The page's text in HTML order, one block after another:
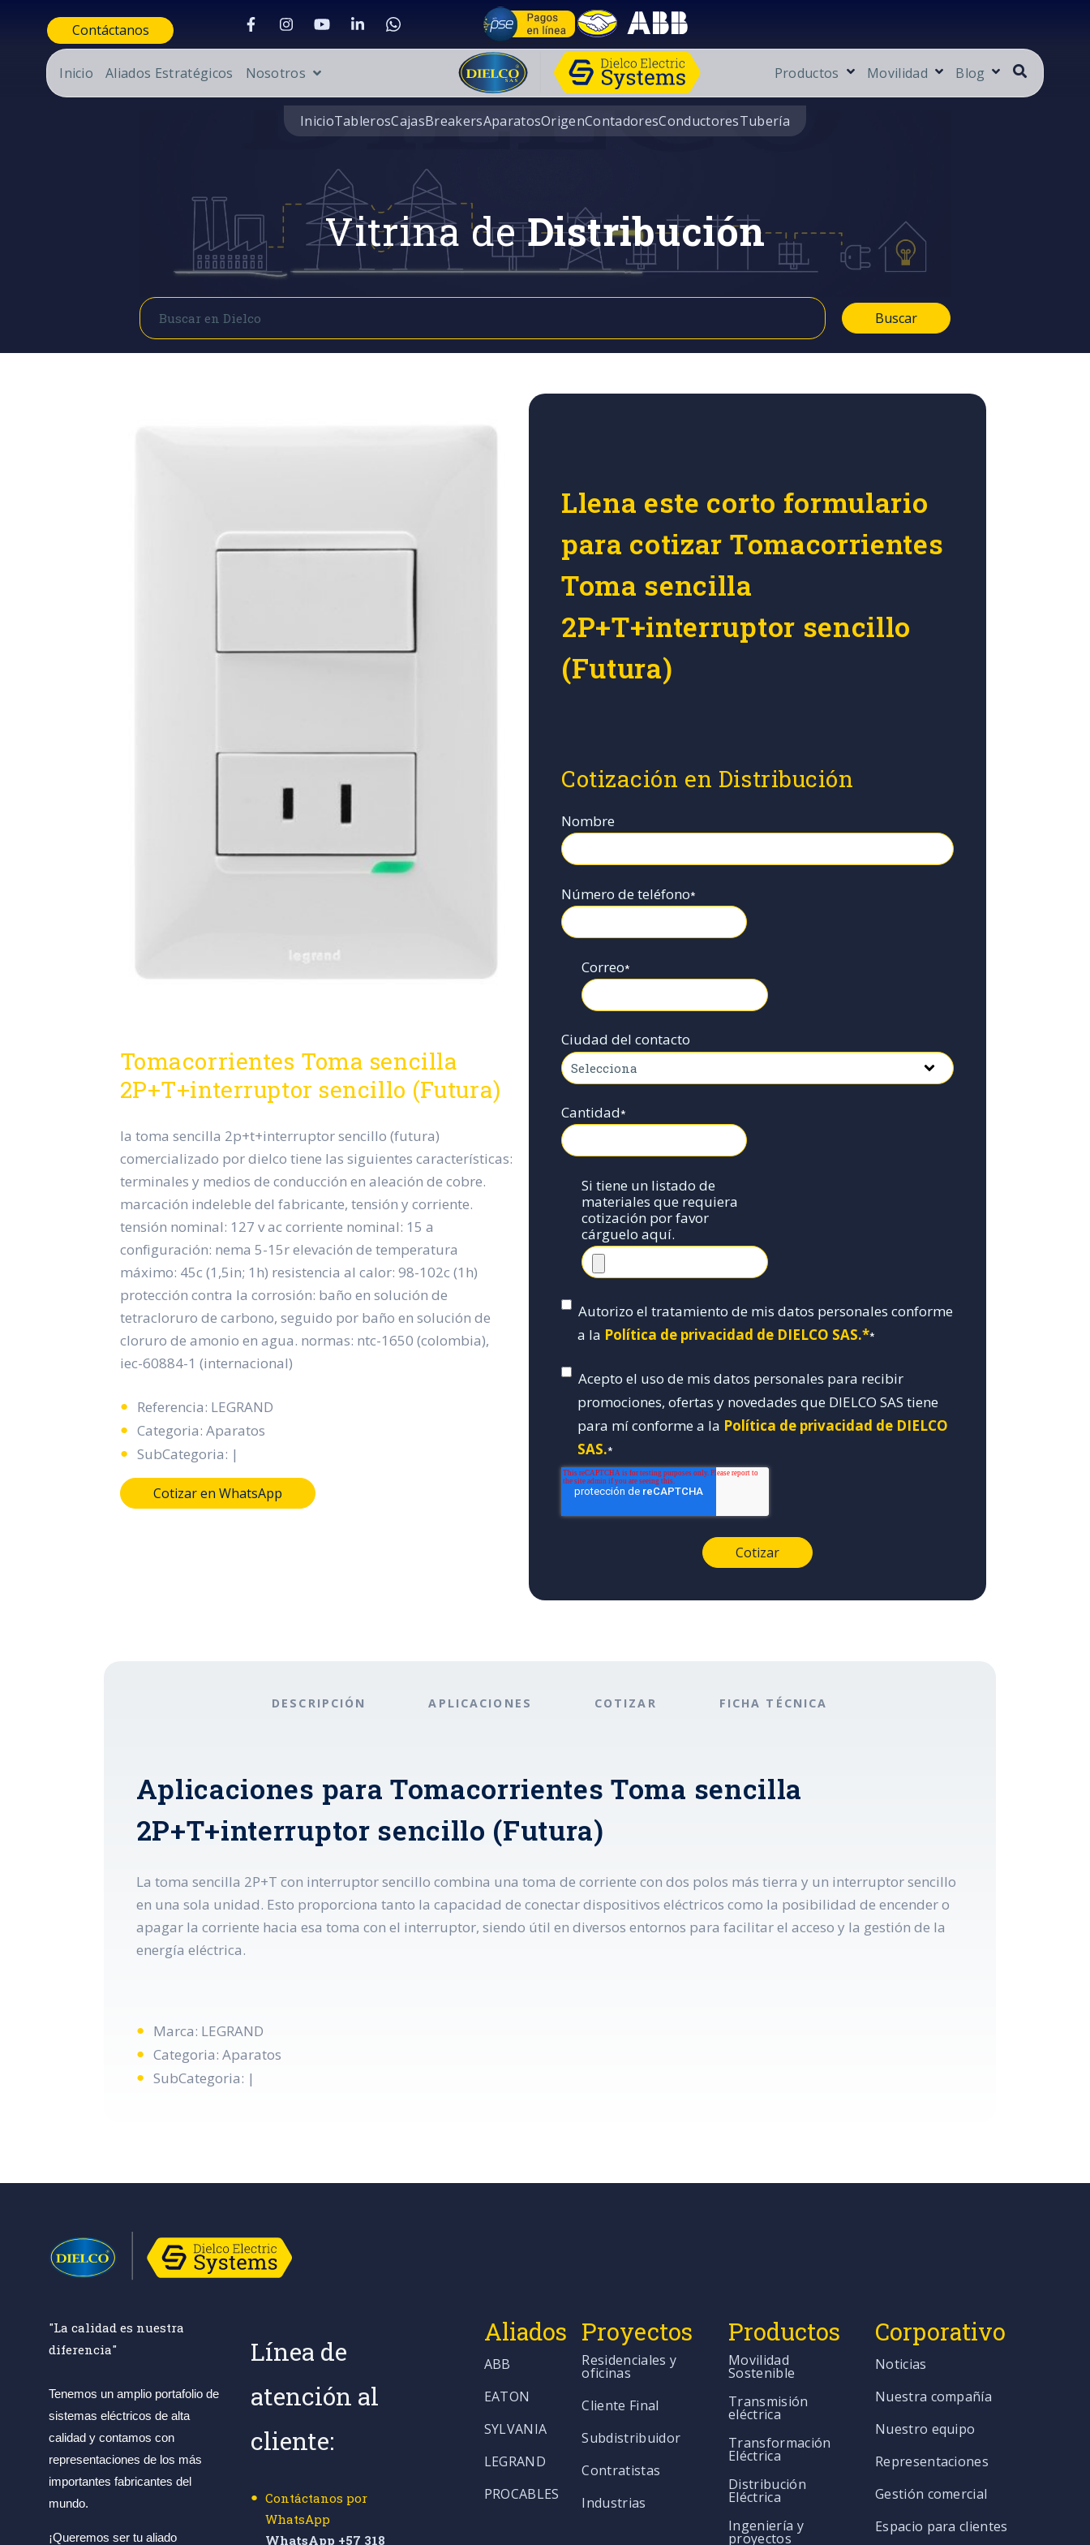
Contáctanos
Inicio Aliados Estratégicos Nosotros Productos Movilidad Blog
InicioTablerosCajasBreakersAparatosOrigenContadoresConductoresTubería
Vitrina deDistribución
Buscar
Buscar
Tomacorrientes Toma sencilla
2P+T+interruptor sencillo (Futura)
la toma sencilla 2p+t+interruptor sencillo (futura)
comercializado por dielco tiene las siguientes características:
terminales y medios de conducción en aleación de cobre.
marcación indeleble del fabricante, tensión y corriente.
tensión nominal: 127 v ac corriente nominal: 15 a
configuración: nema 5-15r elevación de temperatura
máximo: 45c (1,5in; 1h) resistencia al calor: 98-102c (1h)
protección contra la corrosión: baño en solución de
tetracloruro de carbono, seguido por baño en solución de
cloruro de amonio en agua. normas: ntc-1650 (colombia),
iec-60884-1 (internacional)
Referencia: LEGRAND
Categoria: Aparatos
SubCategoria: |
Cotizar en WhatsApp
Llena este corto formulario
para cotizar Tomacorrientes
Toma sencilla
2P+T+interruptor sencillo
(Futura)
Cotización en Distribución
Nombre
Número de teléfono*
Correo*
Ciudad del contacto
Cantidad*
Si tiene un listado de
materiales que requiera
cotización por favor
cárguelo aquí.
Autorizo el tratamiento de mis datos personales conforme
a la Política de privacidad de DIELCO SAS.**
Acepto el uso de mis datos personales para recibir
promociones, ofertas y novedades que DIELCO SAS tiene
para mí conforme a la Política de privacidad de DIELCO
SAS.*
DESCRIPCIÓN APLICACIONES COTIZAR FICHA TÉCNICA
Aplicaciones para Tomacorrientes Toma sencilla
2P+T+interruptor sencillo (Futura)
La toma sencilla 2P+T con interruptor sencillo combina una toma de corriente con dos polos más tierra y un interruptor sencillo
en una sola unidad. Esto proporciona tanto la capacidad de conectar dispositivos eléctricos como la posibilidad de encender o
apagar la corriente hacia esa toma con el interruptor, siendo útil en diversos entornos para facilitar el acceso y la gestión de la
energía eléctrica.
Marca: LEGRAND
Categoria: Aparatos
SubCategoria: |
"La calidad es nuestra
diferencia"
Tenemos un amplio portafolio de
sistemas eléctricos de alta
calidad y contamos con
representaciones de los más
importantes fabricantes del
mundo.
¡Queremos ser tu aliado
Línea de
atención al
cliente:
Contáctanos por
WhatsApp
WhatsApp +57 318
Aliados
ABB
EATON
SYLVANIA
LEGRAND
PROCABLES
Proyectos
Residenciales y
oficinas
Cliente Final
Subdistribuidor
Contratistas
Industrias
Productos
Movilidad
Sostenible
Transmisión
eléctrica
Transformación
Eléctrica
Distribución
Eléctrica
Ingeniería y
proyectos
Corporativo
Noticias
Nuestra compañía
Nuestro equipo
Representaciones
Gestión comercial
Espacio para clientes